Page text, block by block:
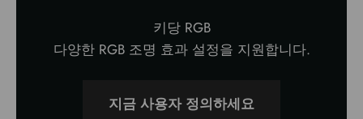
키당 RGB
다양한 RGB 조명 효과 설정을 지원합니다.
지금 사용자 정의하세요